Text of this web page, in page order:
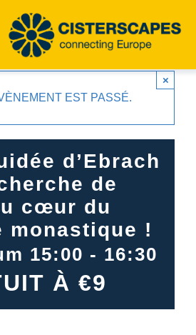
EST PASSÉ.
×
d’Ebrach
de
cœur du
monastique !
15:00 - 16:30
À €9